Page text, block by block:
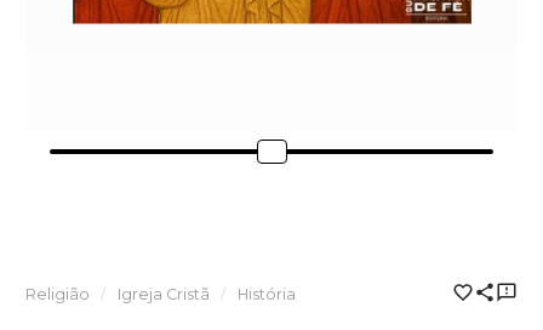
Religião Igreja Cristã História